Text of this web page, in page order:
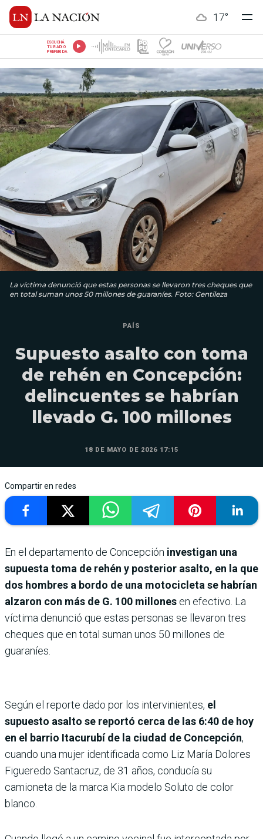
17°
ESCUCHÁ
TU RADIO
PREFERIDA
La víctima denunció que estas personas se llevaron tres cheques que
en total suman unos 50 millones de guaraníes. Foto: Gentileza
PAÍS
Supuesto asalto con toma
de rehén en Concepción:
delincuentes se habrían
llevado G. 100 millones
18 DE MAYO DE 2026 17:15
Compartir en redes
En el departamento de Concepción investigan una
supuesta toma de rehén y posterior asalto, en la que
dos hombres a bordo de una motocicleta se habrían
alzaron con más de G. 100 millones en efectivo. La
víctima denunció que estas personas se llevaron tres
cheques que en total suman unos 50 millones de
guaraníes.
Según el reporte dado por los intervinientes, el
supuesto asalto se reportó cerca de las 6:40 de hoy
en el barrio Itacurubí de la ciudad de Concepción,
cuando una mujer identificada como Liz María Dolores
Figueredo Santacruz, de 31 años, conducía su
camioneta de la marca Kia modelo Soluto de color
blanco.